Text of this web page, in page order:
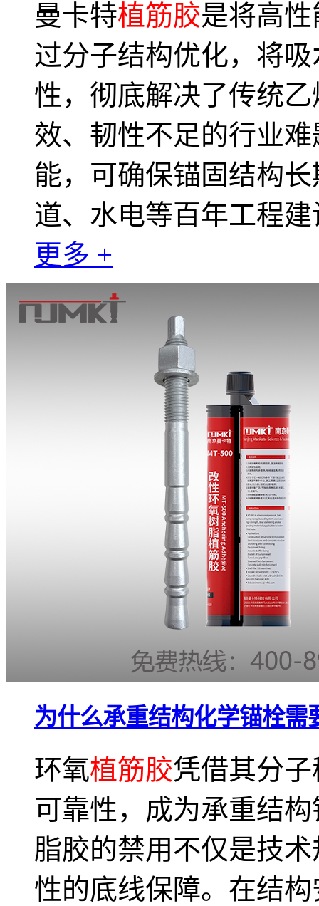
曼卡特植筋胶是将高
过分子结构优化，将
性，彻底解决了传统
效、韧性不足的行业
能，可确保锚固结构
道、水电等百年工程
更多 +
为什么承重结构化学锚栓需
环氧植筋胶凭借其分
可靠性，成为承重结
脂胶的禁用不仅是技
性的底线保障。在结